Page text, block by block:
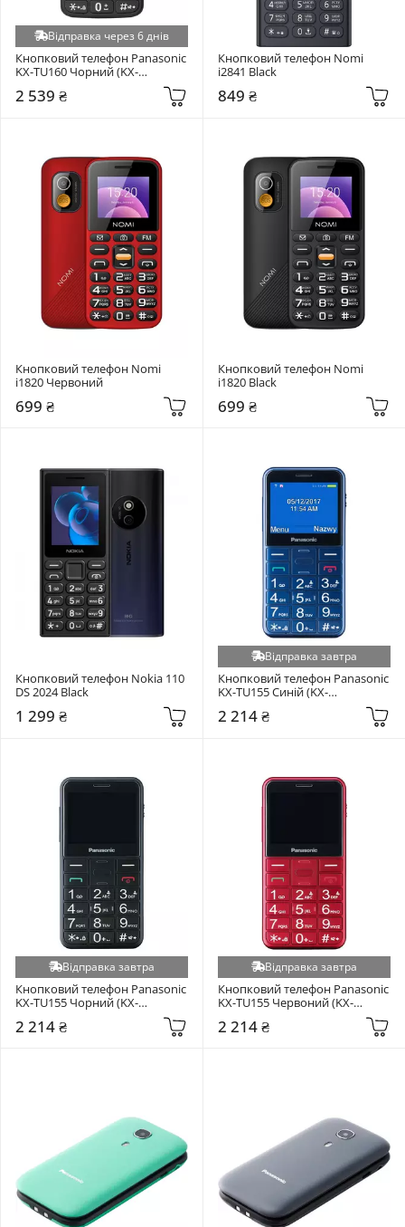
Відправка через 6 днів
Кнопковий телефон Panasonic
KX-TU160 Чорний (KX-
2 539 ₴
Кнопковий телефон Nomi
i2841 Black
849 ₴
Кнопковий телефон Nomi
i1820 Червоний
699 ₴
Кнопковий телефон Nomi
i1820 Black
699 ₴
Кнопковий телефон Nokia 110
DS 2024 Black
1 299 ₴
Відправка завтра
Кнопковий телефон Panasonic
KX-TU155 Синій (KX-
2 214 ₴
Відправка завтра
Кнопковий телефон Panasonic
KX-TU155 Чорний (KX-
2 214 ₴
Відправка завтра
Кнопковий телефон Panasonic
KX-TU155 Червоний (KX-
2 214 ₴